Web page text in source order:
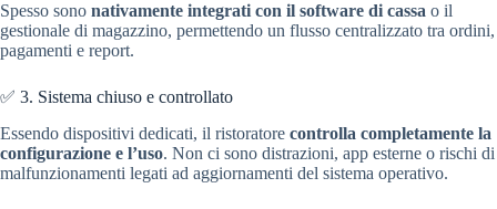
Spesso sono nativamente integrati con il software di cassa o il
gestionale di magazzino, permettendo un flusso centralizzato tra ordini,
pagamenti e report.
✅ 3. Sistema chiuso e controllato
Essendo dispositivi dedicati, il ristoratore controlla completamente la
configurazione e l’uso. Non ci sono distrazioni, app esterne o rischi di
malfunzionamenti legati ad aggiornamenti del sistema operativo.